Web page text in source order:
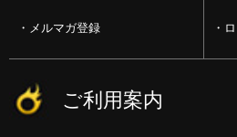
メルマガ登録
ご利用案内